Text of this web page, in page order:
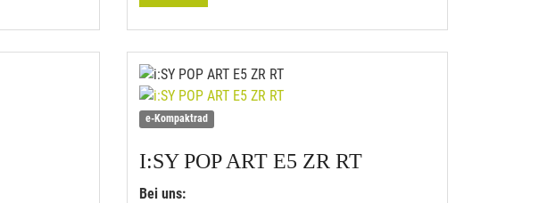
e-Kompaktrad
I:SYPOP ART E5 ZR RT
Bei uns: